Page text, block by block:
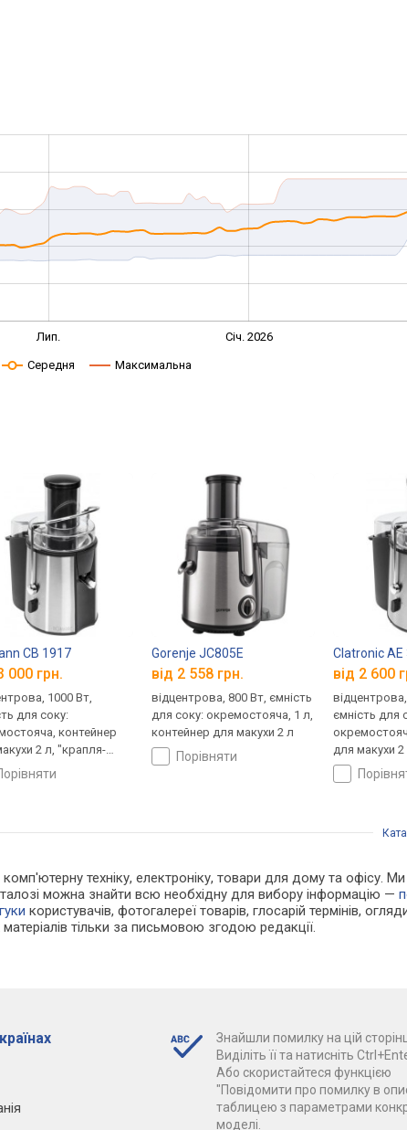
Лип. Січ. 2026
Середня Максимальна
CB 1917
000 грн.
1000 Вт,
для соку:
контейнер
2 л, "крапля-
порівняти
Gorenje JC805E
від 2 558 грн.
відцентрова, 800 Вт, ємність
для соку: окремостояча, 1 л,
контейнер для макухи 2 л
порівняти
Clatronic AE
від 2 600
ємність для
для макухи
стоп"
комп'ютерну техніку, електроніку, товари для дому та офісу.
можна знайти всю необхідну для вибору інформацію —
користувачів, фотогалереї товарів, глосарій термінів,
тільки за письмовою згодою редакції.
Знайшли помилку на цій
Виділіть її та натисніть
Або скористайтеся функцією
"Повідомити про помилку в
таблицею з параметрами
моделі.